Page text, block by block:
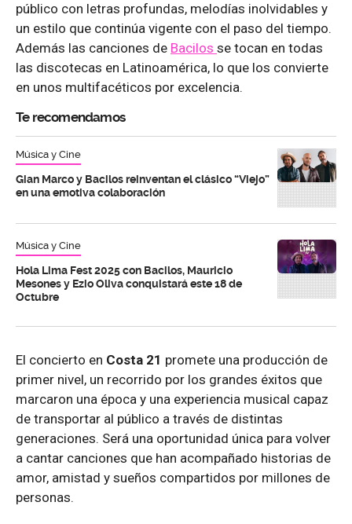
público con letras profundas, melodías inolvidables y
un estilo que continúa vigente con el paso del tiempo.
Además las canciones de Bacilos se tocan en todas
las discotecas en Latinoamérica, lo que los convierte
en unos multifacéticos por excelencia.
Te recomendamos
Música y Cine
Gian Marco y Bacilos reinventan el clásico “Viejo”
en una emotiva colaboración
Música y Cine
Hola Lima Fest 2025 con Bacilos, Mauricio
Mesones y Ezio Oliva conquistará este 18 de
Octubre
El concierto en Costa 21 promete una producción de
primer nivel, un recorrido por los grandes éxitos que
marcaron una época y una experiencia musical capaz
de transportar al público a través de distintas
generaciones. Será una oportunidad única para volver
a cantar canciones que han acompañado historias de
amor, amistad y sueños compartidos por millones de
personas.